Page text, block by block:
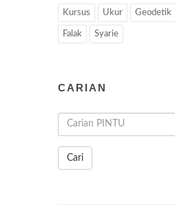
Kursus Ukur Geodetik
Falak Syarie
CARIAN
Cari